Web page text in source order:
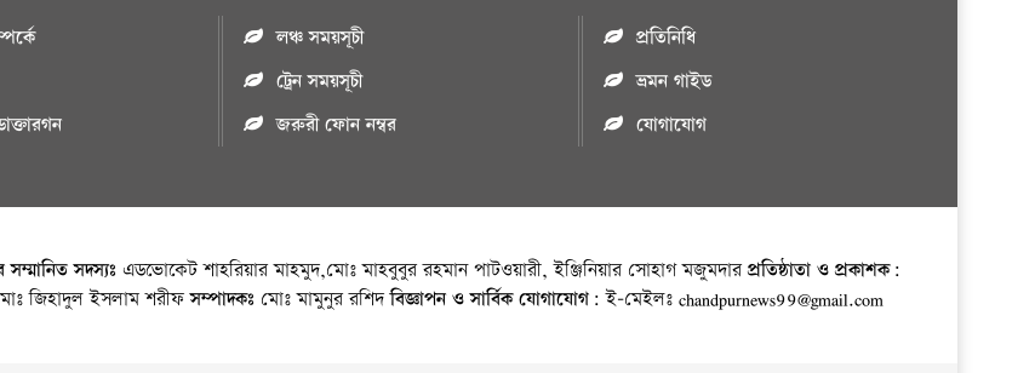
লঞ্চ সময়সূচী
ট্রেন সময়সূচী
জরুরী ফোন নম্বর
প্রতিনিধি
ভ্রমন গাইড
যোগাযোগ
সম্মানিত সদস্যঃ এডভোকেট শাহরিয়ার মাহমুদ,মোঃ মাহবুবুর রহমান পাটওয়ারী, ইঞ্জিনিয়ার সোহাগ মজুমদারপ্রতিষ্ঠাতা ও প্রকাশক:
মোঃ জিহাদুল ইসলাম শরীফসম্পাদকঃ মোঃ মামুনুর রশিদবিজ্ঞাপন ও সার্বিক যোগাযোগ: ই-মেইলঃ chandpurnews99@gmail.com